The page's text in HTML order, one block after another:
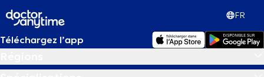
FR
Téléchargez l’app